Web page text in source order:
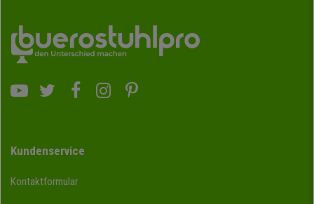
Kundenservice
Kontaktformular